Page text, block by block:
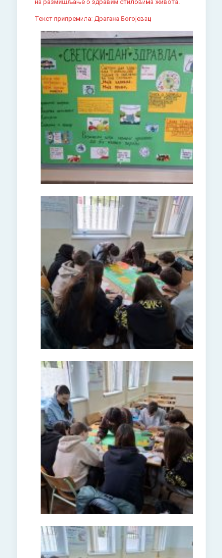
на размишљање о здравим стиловима живота.
Текст припремила: Драгана Богојевац